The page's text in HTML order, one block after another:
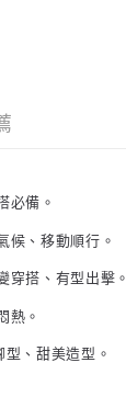
必備。
候、移動順行。
穿搭、有型出擊。
熱。
、甜美造型。